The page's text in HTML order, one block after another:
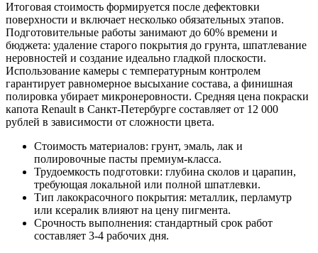
Итоговая стоимость формируется после дефектовки
поверхности и включает несколько обязательных этапов.
Подготовительные работы занимают до 60% времени и
бюджета: удаление старого покрытия до грунта, шпатлевание
неровностей и создание идеально гладкой плоскости.
Использование камеры с температурным контролем
гарантирует равномерное высыхание состава, а финишная
полировка убирает микронеровности. Средняя цена покраски
капота Renault в Санкт-Петербурге составляет от 12 000
рублей в зависимости от сложности цвета.
Стоимость материалов: грунт, эмаль, лак и
полировочные пасты премиум-класса.
Трудоемкость подготовки: глубина сколов и царапин,
требующая локальной или полной шпатлевки.
Тип лакокрасочного покрытия: металлик, перламутр
или ксералик влияют на цену пигмента.
Срочность выполнения: стандартный срок работ
составляет 3-4 рабочих дня.